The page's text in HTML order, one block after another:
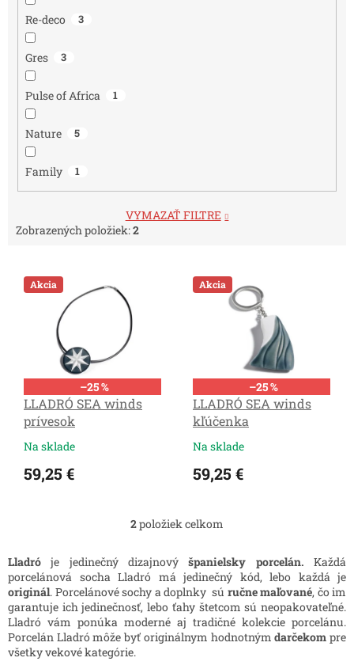
Re-deco 3
Gres 3
Pulse of Africa 1
Nature 5
Family 1
VYMAZAŤ FILTRE
Zobrazených položiek:2
Akcia
–25 %
LLADRÓ SEA winds
prívesok
Na sklade
59,25 €
Akcia
–25 %
LLADRÓ SEA winds
kľúčenka
Na sklade
59,25 €
O
l
á
d
a
c
i
2položiek celkom
Lladró je jedinečný dizajnovýšpanielsky porcelán. Každá
porcelánová socha Lladró má jedinečný kód, lebo každá je
originál. Porcelánové sochy a doplnky sú ručne maľované, čo im
garantuje ich jedinečnosť, lebo ťahy štetcom sú neopakovateľné.
Lladró vám ponúka moderné aj tradičné kolekcie porcelánu.
Porcelán Lladró môže byť originálnym hodnotnýmdarčekom pre
všetky vekové kategórie.